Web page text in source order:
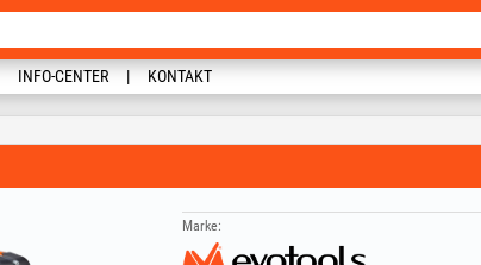
INFO-CENTER KONTAKT
Marke: